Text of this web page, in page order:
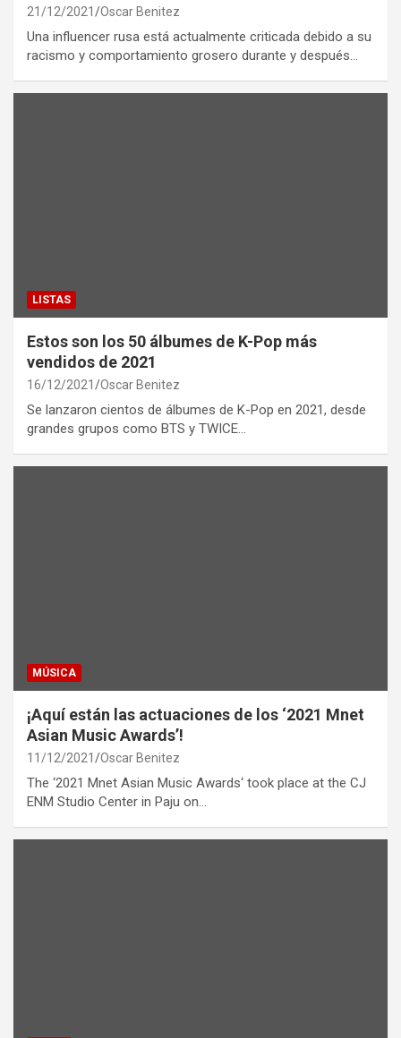
21/12/2021 Oscar Benitez
Una influencer rusa está actualmente criticada debido a su
racismo y comportamiento grosero durante y después…
LISTAS
Estos son los 50 álbumes de K-Pop más
vendidos de 2021
16/12/2021 Oscar Benitez
Se lanzaron cientos de álbumes de K-Pop en 2021, desde
grandes grupos como BTS y TWICE…
MÚSICA
¡Aquí están las actuaciones de los ‘2021 Mnet
Asian Music Awards’!
11/12/2021 Oscar Benitez
The ‘2021 Mnet Asian Music Awards‘ took place at the CJ
ENM Studio Center in Paju on…